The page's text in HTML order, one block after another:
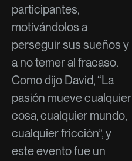
participantes,
motivándolos a
perseguir sus sueños y
a no temer al fracaso.
Como dijo David, “La
pasión mueve cualquier
cosa, cualquier mundo,
cualquier fricción”, y
este evento fue un